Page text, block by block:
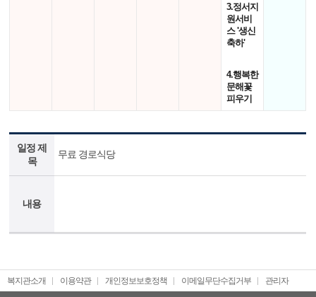
3.정서지
원서비
스 '생신
축하'
4.행복한
문해꽃
피우기
일정 제
목
무료 경로식당
내용
복지관소개 이용약관 개인정보보호정책 이메일무단수집거부 관리자